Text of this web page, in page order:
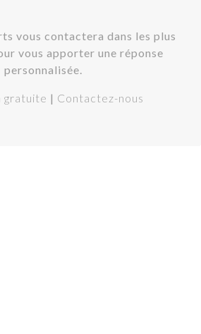
vous contactera dans les plus
vous apporter une réponse
personnalisée.
gratuite | Contactez-nous